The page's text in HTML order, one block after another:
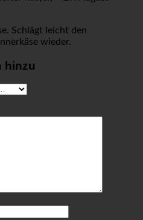
Schlägt leicht den
wieder.
hinzu